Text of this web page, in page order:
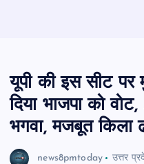
यूपी की इस सीट पर
दिया भाजपा को
भगवा, मजबूत किला
news8pmtoday उत्तर